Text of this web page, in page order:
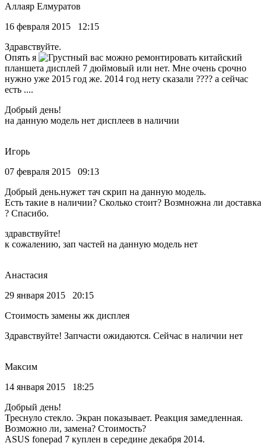
Аллаяр Елмуратов
16 февраля 2015 12:15
Здравствуйте.
Опять я
вас можно ремонтировать китайский
планшета дисплей 7 дюймовый или нет. Мне очень срочно
нужно уже 2015 год же. 2014 год нету сказали ???? а сейчас
есть ....
Добрый день!
на данную модель нет дисплеев в наличии
Игорь
07 февраля 2015 09:13
Добрый день.нужет тач скрип на данную модель.
Есть такие в наличии? Сколько стоит? Возмножна ли доставка
? Спасибо.
здравствуйте!
к сожалению, зап частей на данную модель нет
Анастасия
29 января 2015 20:15
Стоимость замены жк дисплея
Здравствуйте! Запчасти ожидаются. Сейчас в наличии нет
Максим
14 января 2015 18:25
Добрый день!
Треснуло стекло. Экран показывает. Реакция замедленная.
Возможно ли, замена? Стоимость?
ASUS fonepad 7 куплен в середине декабря 2014.